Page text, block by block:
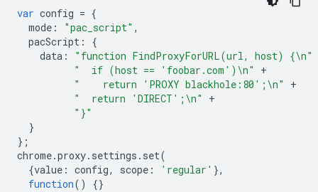
var config = {
mode : "pac_script" ,
pacScript :
{
data :
"function FindProxyForURL(url, host) {\n"
"  if (host == 'foobar.com')\n"
+
"    return 'PROXY blackhole:80';\n"
+
"  return 'DIRECT';\n"
+
"}"
}
};
chrome.proxy. settings . set(
{value : config, scope : 'regular' },
function()
{}